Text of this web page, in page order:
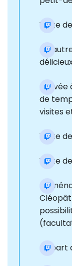
Visite
Un
Arrivée
de
visites
Visite
Visite
Départ